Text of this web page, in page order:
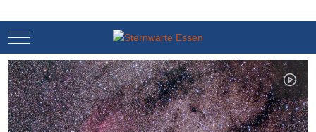
Mobile Menu Toggle